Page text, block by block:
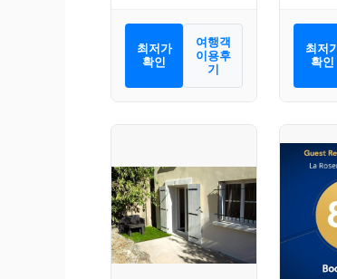
최저가
확인
여행객
이용후
기
최저
확인